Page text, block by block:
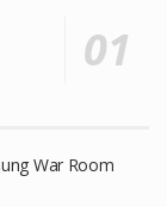
War Room